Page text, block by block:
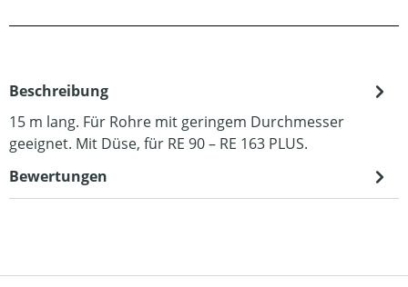
Beschreibung
15 m lang. Für Rohre mit geringem Durchmesser
geeignet. Mit Düse, für RE 90 – RE 163 PLUS.
Bewertungen